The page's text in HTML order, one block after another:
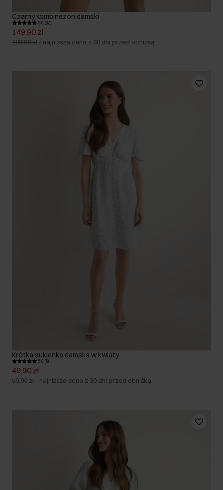
Czarny kombinezon damski
5.0 (37)
149,90 zł
199,90 zł - najniższa cena z 30 dni przed obniżką
Krótka sukienka damska w kwiaty
5.0 (5)
49,90 zł
59,90 zł - najniższa cena z 30 dni przed obniżką